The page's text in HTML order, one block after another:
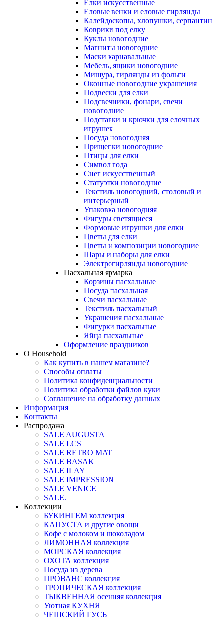
Елки искусственные
Еловые венки и еловые гирлянды
Калейдоскопы, хлопушки, серпантин
Коврики под елку
Куклы новогодние
Магниты новогодние
Маски карнавальные
Мебель, ящики новогодние
Мишура, гирлянды из фольги
Оконные новогодние украшения
Подвески для елки
Подсвечники, фонари, свечи
новогодние
Подставки и крючки для елочных
игрушек
Посуда новогодняя
Прищепки новогодние
Птицы для елки
Символ года
Снег искусственный
Статуэтки новогодние
Текстиль новогодний, столовый и
интерьерный
Упаковка новогодняя
Фигуры светящиеся
Формовые игрушки для елки
Цветы для елки
Цветы и композиции новогодние
Шары и наборы для елки
Электрогирлянды новогодние
Пасхальная ярмарка
Корзины пасхальные
Посуда пасхальная
Свечи пасхальные
Текстиль пасхальный
Украшения пасхальные
Фигурки пасхальные
Яйца пасхальные
Оформление праздников
О Household
Как купить в нашем магазине?
Способы оплаты
Политика конфиденциальности
Политика обработки файлов куки
Соглашение на обработку данных
Информация
Контакты
Распродажа
SALE AUGUSTA
SALE LCS
SALE RETRO MAT
SALE BASAK
SALE ILAY
SALE IMPRESSION
SALE VENICE
SALE.
Коллекции
БУКИНГЕМ коллекция
КАПУСТА и другие овощи
Кофе с молоком и шоколадом
ЛИМОННАЯ коллекция
МОРСКАЯ коллекция
ОХОТА коллекция
Посуда из дерева
ПРОВАНС коллекция
ТРОПИЧЕСКАЯ коллекция
ТЫКВЕННАЯ осенняя коллекция
Уютная КУХНЯ
ЧЕШСКИЙ ГУСЬ